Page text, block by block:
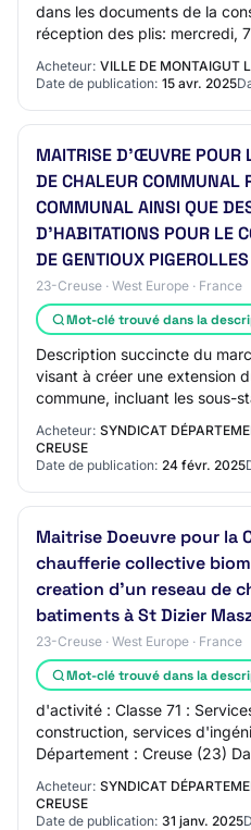
dans les documents de la
réception des plis: mercredi,
Acheteur: VILLE DE MONTAIGUT
Date de publication: 15 avr. 2025
MAITRISE D’ŒUVRE POUR
DE CHALEUR COMMUNAL
COMMUNAL AINSI QUE
D’HABITATIONS POUR LE
DE GENTIOUX
23-Creuse · West Europe · France
Mot-clé trouvé dans la
Description succincte du
visant à créer une extension
commune, incluant les sous-
réfection de la voirie.
Acheteur: SYNDICAT
CREUSE
Date de publication: 24 févr. 2025
Maitrise Doeuvre pour la
chaufferie collective
creation d'un reseau de
batiments à St Dizier
23-Creuse · West Europe · France
Mot-clé trouvé dans la
d'activité : Classe 71 :
construction, services
Département : Creuse (23)
(heure de Paris) : 26…
Acheteur: SYNDICAT
CREUSE
Date de publication: 31 janv. 2025